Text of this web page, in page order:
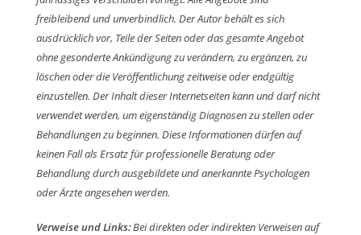
freibleibend und unverbindlich. Der Autor behält es sich
ausdrücklich vor, Teile der Seiten oder das gesamte Angebot
ohne gesonderte Ankündigung zu verändern, zu ergänzen, zu
löschen oder die Veröffentlichung zeitweise oder endgültig
einzustellen. Der Inhalt dieser Internetseiten kann und darf nicht
verwendet werden, um eigenständig Diagnosen zu stellen oder
Behandlungen zu beginnen. Diese Informationen dürfen auf
keinen Fall als Ersatz für professionelle Beratung oder
Behandlung durch ausgebildete und anerkannte Psychologen
oder Ärzte angesehen werden.
Verweise und Links:Bei direkten oder indirekten Verweisen auf